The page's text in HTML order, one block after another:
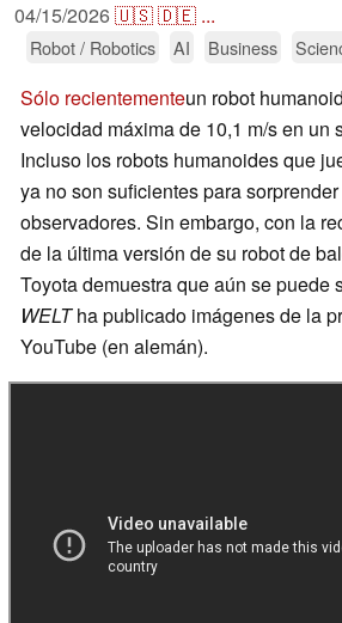
04/15/2026🇺🇸🇩🇪 ...
Robot / Robotics AI Business
Sólo recientementeun robot
velocidad máxima de 10,1 m/s en un
Incluso los robots humanoides que
ya no son suficientes para
observadores. Sin embargo, con la
de la última versión de su robot de
Toyota demuestra que aún se puede
WELTha publicado imágenes de la
YouTube (en alemán).